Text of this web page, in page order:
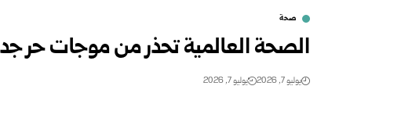
صحة
الصحة العالمية تحذر من موجات حر
يوليو 7, 2026 يوليو 7, 2026